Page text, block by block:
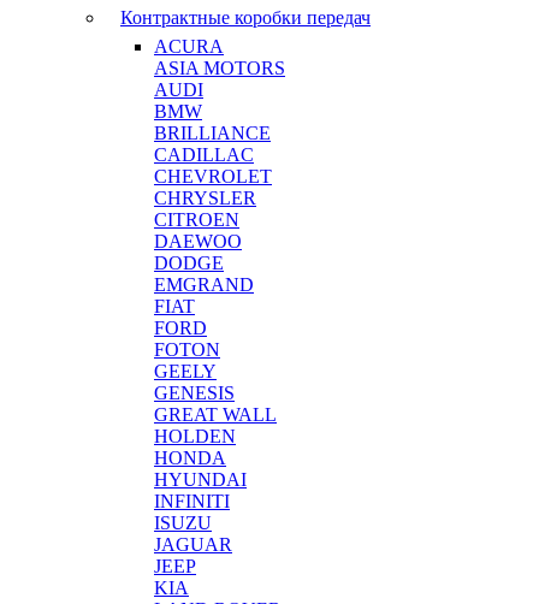
Контрактные коробки передач
ACURA
ASIA MOTORS
AUDI
BMW
BRILLIANCE
CADILLAC
CHEVROLET
CHRYSLER
CITROEN
DAEWOO
DODGE
EMGRAND
FIAT
FORD
FOTON
GEELY
GENESIS
GREAT WALL
HOLDEN
HONDA
HYUNDAI
INFINITI
ISUZU
JAGUAR
JEEP
KIA